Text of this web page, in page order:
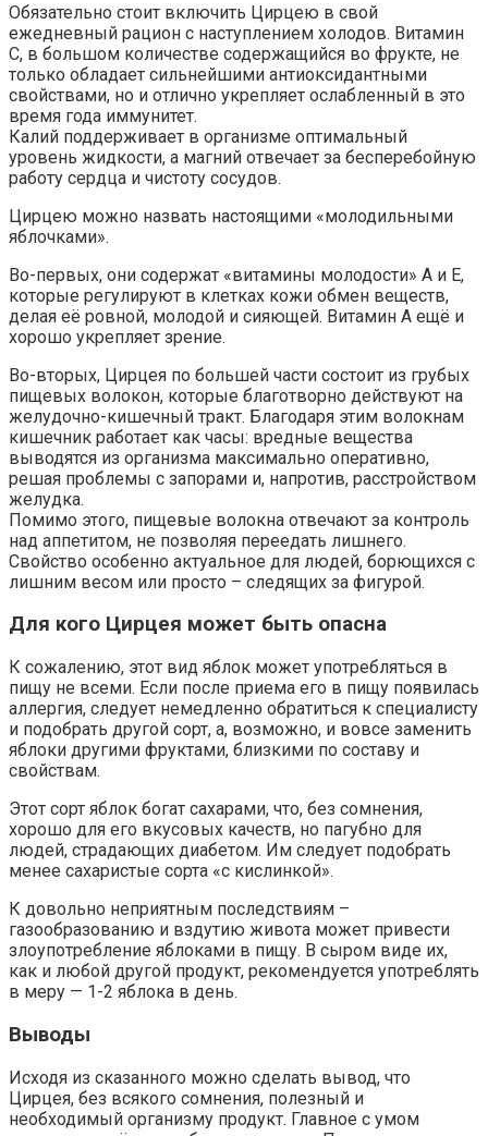
Обязательно стоит включить Цирцею в свой
ежедневный рацион с наступлением холодов. Витамин
С, в большом количестве содержащийся во фрукте, не
только обладает сильнейшими антиоксидантными
свойствами, но и отлично укрепляет ослабленный в это
время года иммунитет.
Калий поддерживает в организме оптимальный
уровень жидкости, а магний отвечает за бесперебойную
работу сердца и чистоту сосудов.
Цирцею можно назвать настоящими «молодильными
яблочками».
Во-первых, они содержат «витамины молодости» А и Е,
которые регулируют в клетках кожи обмен веществ,
делая её ровной, молодой и сияющей. Витамин А ещё и
хорошо укрепляет зрение.
Во-вторых, Цирцея по большей части состоит из грубых
пищевых волокон, которые благотворно действуют на
желудочно-кишечный тракт. Благодаря этим волокнам
кишечник работает как часы: вредные вещества
выводятся из организма максимально оперативно,
решая проблемы с запорами и, напротив, расстройством
желудка.
Помимо этого, пищевые волокна отвечают за контроль
над аппетитом, не позволяя переедать лишнего.
Свойство особенно актуальное для людей, борющихся с
лишним весом или просто – следящих за фигурой.
Для кого Цирцея может быть опасна
К сожалению, этот вид яблок может употребляться в
пищу не всеми. Если после приема его в пищу появилась
аллергия, следует немедленно обратиться к специалисту
и подобрать другой сорт, а, возможно, и вовсе заменить
яблоки другими фруктами, близкими по составу и
свойствам.
Этот сорт яблок богат сахарами, что, без сомнения,
хорошо для его вкусовых качеств, но пагубно для
людей, страдающих диабетом. Им следует подобрать
менее сахаристые сорта «с кислинкой».
К довольно неприятным последствиям –
газообразованию и вздутию живота может привести
злоупотребление яблоками в пищу. В сыром виде их,
как и любой другой продукт, рекомендуется употреблять
в меру — 1-2 яблока в день.
Выводы
Исходя из сказанного можно сделать вывод, что
Цирцея, без всякого сомнения, полезный и
необходимый организму продукт. Главное с умом